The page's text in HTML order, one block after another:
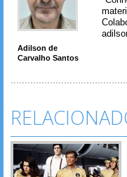
Adilson de
Carvalho Santos